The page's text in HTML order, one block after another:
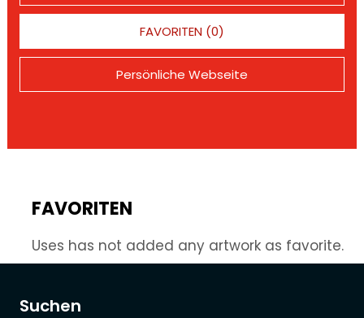
Suchen
FAVORITEN (0)
Persönliche Webseite
FAVORITEN
Uses has not added any artwork as favorite.